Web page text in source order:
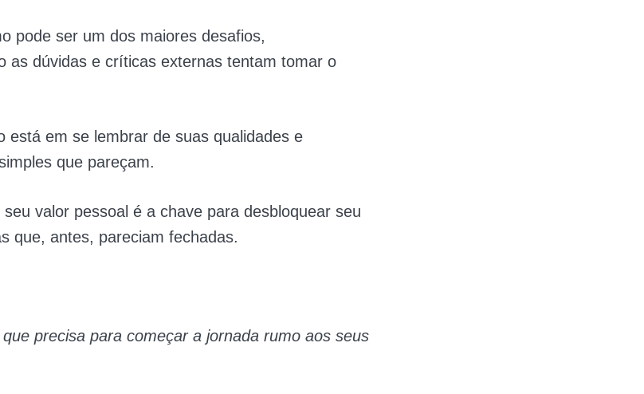
pode ser um dos maiores desafios,
as dúvidas e críticas externas tentam tomar o
está em se lembrar de suas qualidades e
que pareçam.
valor pessoal é a chave para desbloquear seu
que, antes, pareciam fechadas.
precisa para começar a jornada rumo aos seus